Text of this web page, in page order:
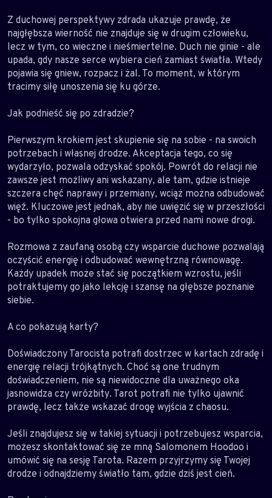
Z duchowej perspektywy zdrada ukazuje prawdę, że
najgłębsza wierność nie znajduje się w drugim człowieku,
lecz w tym, co wieczne i nieśmiertelne. Duch nie ginie - ale
upada, gdy nasze serce wybiera cień zamiast światła. Wtedy
pojawia się gniew, rozpacz i żal. To moment, w którym
tracimy siłę unoszenia się ku górze.
Jak podnieść się po zdradzie?
Pierwszym krokiem jest skupienie się na sobie - na swoich
potrzebach i własnej drodze. Akceptacja tego, co się
wydarzyło, pozwala odzyskać spokój. Powrót do relacji nie
zawsze jest możliwy ani wskazany, ale tam, gdzie istnieje
szczera chęć naprawy i przemiany, wciąż można odbudować
więź. Kluczowe jest jednak, aby nie uwięzić się w przeszłości
- bo tylko spokojna głowa otwiera przed nami nowe drogi.
Rozmowa z zaufaną osobą czy wsparcie duchowe pozwalają
oczyścić energię i odbudować wewnętrzną równowagę.
Każdy upadek może stać się początkiem wzrostu, jeśli
potraktujemy go jako lekcję i szansę na głębsze poznanie
siebie.
A co pokazują karty?
Doświadczony Tarocista potrafi dostrzec w kartach zdradę i
energię relacji trójkątnych. Choć są one trudnym
doświadczeniem, nie są niewidoczne dla uważnego oka
jasnowidza czy wróżbity. Tarot potrafi nie tylko ujawnić
prawdę, lecz także wskazać drogę wyjścia z chaosu.
Jeśli znajdujesz się w takiej sytuacji i potrzebujesz wsparcia,
możesz skontaktować się ze mną Salomonem Hoodoo i
umówić się na sesję Tarota. Razem przyjrzymy się Twojej
drodze i odnajdziemy światło tam, gdzie dziś jest cień.